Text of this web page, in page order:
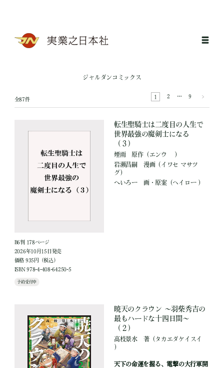
ジャルダンコミックス
全87件 1 2 … 9
B6判 178ページ
2026年10月15日発売
価格 935円（税込）
ISBN 978-4-408-64250-5
予約受付中
転生聖騎士は二度目の人生で
世界最強の魔剣士になる
（３）
煙雨 原作（エンウ ）
岩瀬昌嗣
漫画（イワセ マサツ
グ）
へいろー
画・原案（ヘイロー ）
暁天のクラウン ～羽柴秀吉の
最もハードな十四日間～
（２）
高枝景水 著（タカエダケイスイ
）
天下の命運を握る、電撃の大行軍開